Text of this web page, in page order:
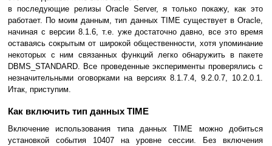
в последующие релизы Oracle Server, я только покажу, как это
работает. По моим данным, тип данных TIME существует в Oracle,
начиная с версии 8.1.6, т.е. уже достаточно давно, все это время
оставаясь сокрытым от широкой общественности, хотя упоминание
некоторых с ним связанных функций легко обнаружить в пакете
DBMS_STANDARD. Все проведенные эксперименты проверялись с
незначительными оговорками на версиях 8.1.7.4, 9.2.0.7, 10.2.0.1.
Итак, приступим.
Как включить тип данных TIME
Включение использования типа данных TIME можно добиться
установкой события 10407 на уровне сессии. Без включения